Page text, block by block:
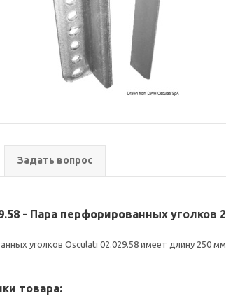
Задать вопрос
- Пара перфорированных уголков
уголков Osculati 02.029.58 имеет длину 250
товара: